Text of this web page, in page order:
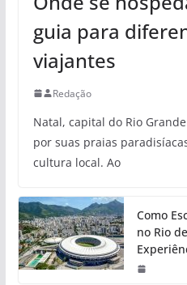
guia para
viajantes
Redação
Natal, capital do Rio
por suas praias
cultura local. Ao
Como
no Rio